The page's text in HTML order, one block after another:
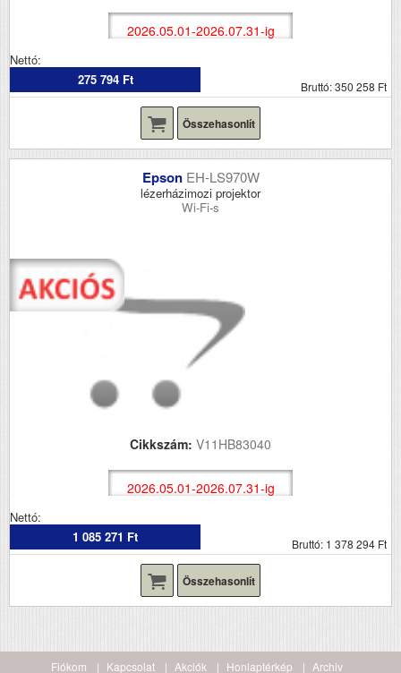
2026.05.01-2026.07.31-ig
Nettó:
275 794 Ft
Bruttó: 350 258 Ft
Összehasonlít
Epson EH-LS970W
lézerházimozi projektor
Wi-Fi-s
Cikkszám: V11HB83040
2026.05.01-2026.07.31-ig
Nettó:
1 085 271 Ft
Bruttó: 1 378 294 Ft
Összehasonlít
Fiókom Kapcsolat Akciók Honlaptérkép Archiv